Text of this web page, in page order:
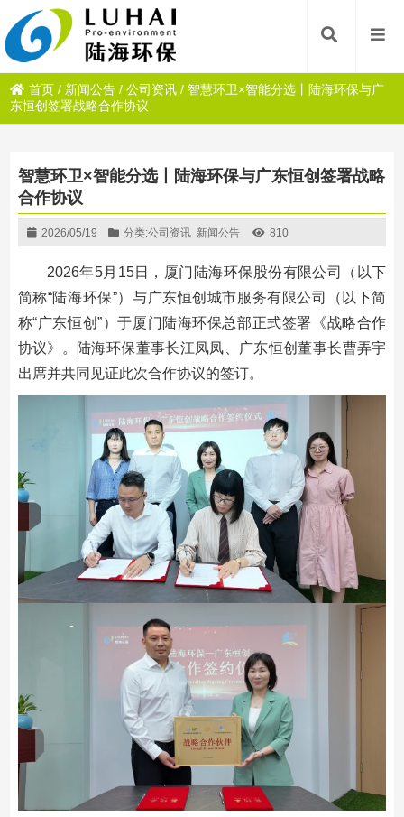
首页 / 新闻公告 /公司资讯 /智慧环卫×智能分选丨陆海环保与广
东恒创签署战略合作协议
智慧环卫×智能分选丨陆海环保与广东恒创签署战略
合作协议
2026/05/19 分类:公司资讯 新闻公告 810
2026年5月15日， 厦门陆海环保股份有限公司
（以下
简称“陆海环保”）与广东恒创城市服务有限公司（以下简
称“广东恒创”）于厦门陆海环保总部正式签署《战略合作
协议》。陆海环保董事长江凤凤、广东恒创董事长曹弄宇
出席并共同见证此次合作协议的签订。